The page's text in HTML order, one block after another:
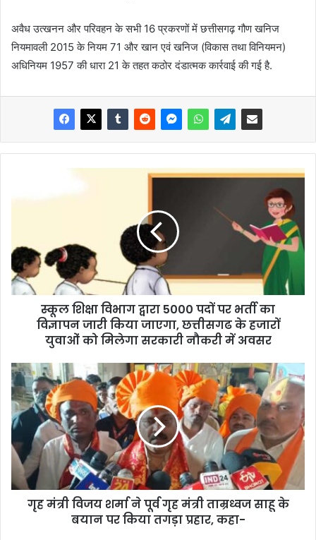
अवैध उत्खनन और परिवहन के सभी 16 प्रकरणों में छत्तीसगढ़ गौण खनिज
नियमावली 2015 के नियम 71 और खान एवं खनिज (विकास तथा विनियमन)
अधिनियम 1957 की धारा 21 के तहत कठोर दंडात्मक कार्रवाई की गई है.
स्कूल शिक्षा विभाग द्वारा 5000 पदों पर भर्ती का
विज्ञापन जारी किया जाएगा, छत्तीसगढ के हजारों
युवाओं को मिलेगा सरकारी नौकरी में अवसर
गृह मंत्री विजय शर्मा ने पूर्व गृह मंत्री ताम्रध्वज साहू के
बयान पर किया तगड़ा प्रहार, कहा-